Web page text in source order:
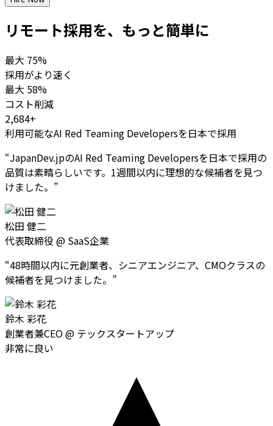
リモート採用を、もっと簡単に
最大 75%
採用がより速く
最大 58%
コスト削減
2,684+
利用可能なAI Red Teaming Developersを日本で採用
“JapanDev.jpのAI Red Teaming Developersを日本で採用の
品質は素晴らしいです。1週間以内に理想的な候補者を見つ
けました。 ”
松田 健二
代表取締役 @ SaaS企業
“48時間以内に元創業者、シニアエンジニア、CMOクラスの
候補者を見つけました。 ”
鈴木 彩花
創業者兼CEO@ テックスタートアップ
非常に良い